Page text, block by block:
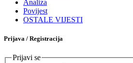
Analiza
Povijest
OSTALE VIJESTI
Prijava / Registracija
Prijavi se